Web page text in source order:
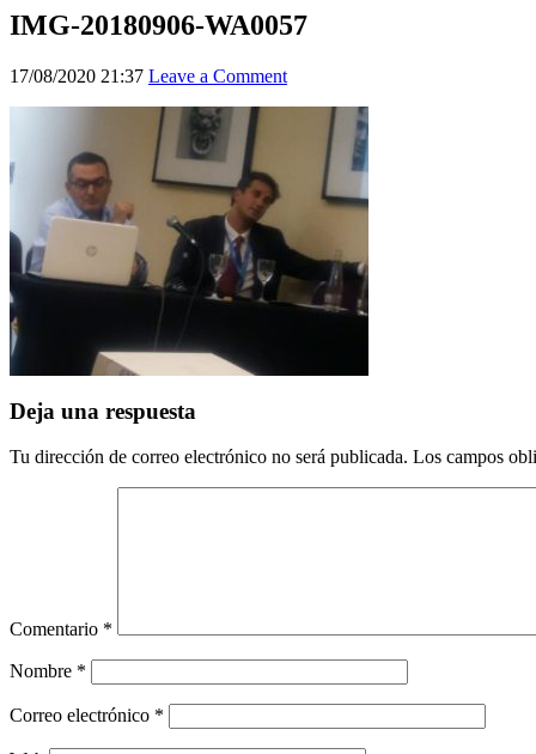
IMG-20180906-WA0057
17/08/2020 21:37 Leave a Comment
Deja una respuesta
Tu dirección de correo electrónico no será publicada. Los campos
Comentario *
Nombre *
Correo electrónico *